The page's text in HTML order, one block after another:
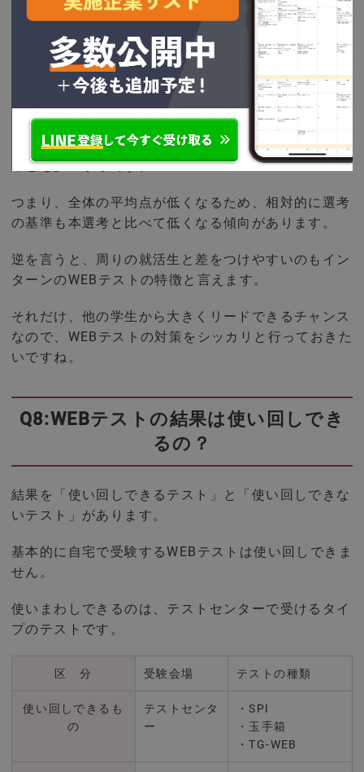
験を求める会社もあります。
また、インターンのWEBテストは本選考に比べて、基
準点が低い傾向にあります。
なぜなら、本格的に就活が始動している本選考と違
い、早い時期に選考がスタートするインターンでの
Webテストでは、ほかの就活生も準備ができていない
ことも多いからです。
つまり、全体の平均点が低くなるため、相対的に選考
の基準も本選考と比べて低くなる傾向があります。
逆を言うと、周りの就活生と差をつけやすいのもイン
ターンのWEBテストの特徴と言えます。
それだけ、他の学生から大きくリードできるチャンス
なので、WEBテストの対策をシッカリと行っておきた
いですね。
Q8:WEBテストの結果は使い回しでき
るの？
結果を「使い回しできるテスト」と「使い回しできな
いテスト」があります。
基本的に自宅で受験するWEBテストは使い回しできま
せん。
使いまわしできるのは、テストセンターで受けるタイ
プのテストです。
区 分 受験会場 テストの種類
使い回しできるも
の
テストセンタ
ー
・SPI
・玉手箱
・TG-WEB